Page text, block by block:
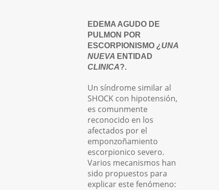
EDEMA AGUDO DE
PULMON POR
ESCORPIONISMO ¿UNA
NUEVA ENTIDAD
CLINICA?.
Un síndrome similar al
SHOCK con hipotensión,
es comunmente
reconocido en los
afectados por el
emponzoñamiento
escorpionico severo.
Varios mecanismos han
sido propuestos para
explicar este fenómeno: